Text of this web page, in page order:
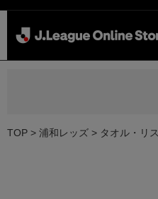
TOP 浦和レッズ タオル・リ